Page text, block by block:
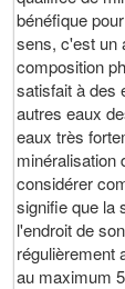
bénéfique
sens, c'est un
composition
satisfait à des
autres eaux
eaux très
minéralisation
considérer
signifie que la
l'endroit de
régulièrement
au maximum